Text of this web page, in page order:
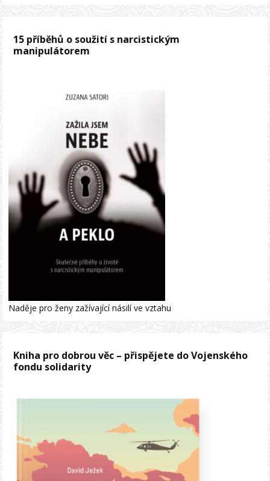
15 příběhů o soužití s narcistickým
manipulátorem
Naděje pro ženy zažívající násilí ve vztahu
Kniha pro dobrou věc – přispějete do Vojenského
fondu solidarity